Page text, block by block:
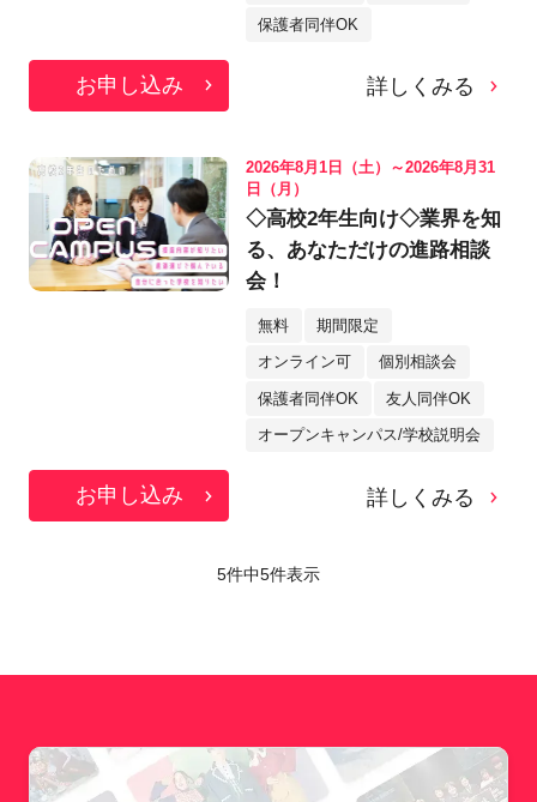
保護者同伴OK
お申し込み 詳しくみる
2026年8月1日（土）～2026年8月31
日（月）
◇高校2年生向け◇業界を知
る、あなただけの進路相談
会！
無料 期間限定
オンライン可 個別相談会
保護者同伴OK 友人同伴OK
オープンキャンパス/学校説明会
お申し込み 詳しくみる
5件中5件表示